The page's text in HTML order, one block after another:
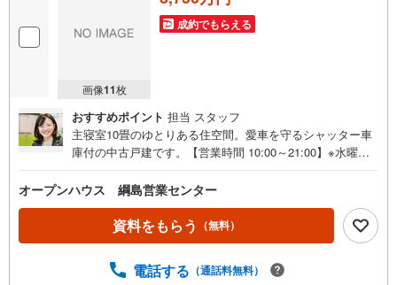
画像11枚
成約でもらえる
おすすめポイント 担当 スタッフ
主寝室10畳のゆとりある住空間。愛車を守るシャッター車
庫付の中古戸建です。【営業時間 10:00～21:00】※水曜定
お気軽にご連絡ください！現地を見学される場合は「室
内・現地を見学する（無料）」ボタンよりご希望の日時を
ご記入いただけますとスムーズにご案内が可能です。◎現
地のご案内について・平日や夜遅い時間帯もご案内が可
にご説明いたします。・車でご自宅や最寄り駅等、ご指定
オープンハウス 綱島営業センター
資料をもらう （無料）
電話する （通話料無料）